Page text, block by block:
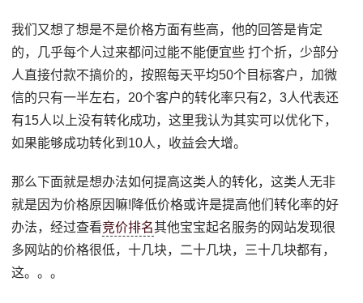
我们又想了想是不是价格方面有些高，他的回答是肯定
的，几乎每个人过来都问过能不能便宜些 打个折，少部分
人直接付款不搞价的，按照每天平均50个目标客户，加微
信的只有一半左右，20个客户的转化率只有2，3人代表还
有15人以上没有转化成功，这里我认为其实可以优化下，
如果能够成功转化到10人，收益会大增。
那么下面就是想办法如何提高这类人的转化，这类人无非
就是因为价格原因嘛!降低价格或许是提高他们转化率的好
办法，经过查看竞价排名其他宝宝起名服务的网站发现很
多网站的价格很低，十几块，二十几块，三十几块都有，
这。。。